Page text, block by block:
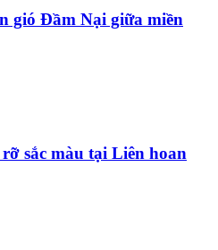
gió Đầm Nại giữa miền
sắc màu tại Liên hoan